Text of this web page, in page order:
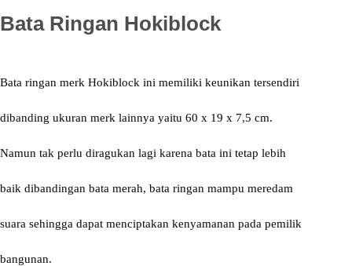
Bata Ringan Hokiblock
Bata ringan merk Hokiblock ini memiliki keunikan tersendiri
dibanding ukuran merk lainnya yaitu 60 x 19 x 7,5 cm.
Namun tak perlu diragukan lagi karena bata ini tetap lebih
baik dibandingan bata merah, bata ringan mampu meredam
suara sehingga dapat menciptakan kenyamanan pada pemilik
bangunan.